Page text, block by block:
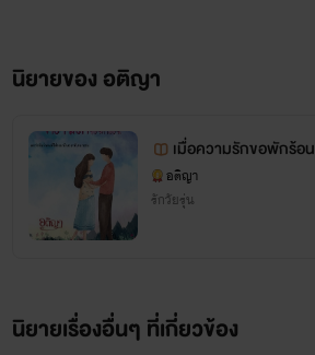
นิยายของ อติญา
เมื่อความรักขอพักร้อน
อติญา
รักวัยรุ่น
นิยายเรื่องอื่นๆ ที่เกี่ยวข้อง